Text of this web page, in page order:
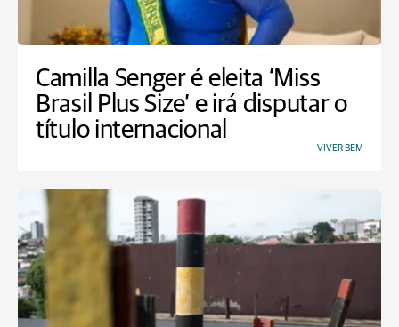
Camilla Senger é eleita ‘Miss
Brasil Plus Size’ e irá disputar o
título internacional
VIVER BEM